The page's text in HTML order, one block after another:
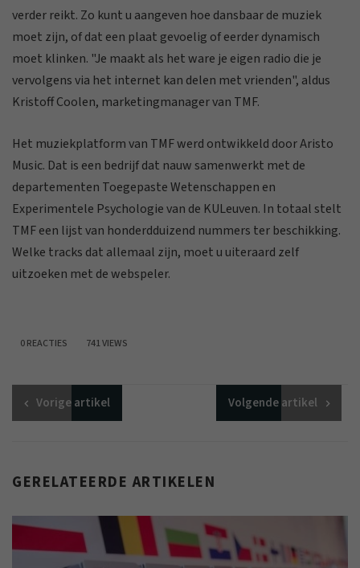
verder reikt. Zo kunt u aangeven hoe dansbaar de muziek
moet zijn, of dat een plaat gevoelig of eerder dynamisch
moet klinken. "Je maakt als het ware je eigen radio die je
vervolgens via het internet kan delen met vrienden", aldus
Kristoff Coolen, marketingmanager van TMF.
Het muziekplatform van TMF werd ontwikkeld door Aristo
Music. Dat is een bedrijf dat nauw samenwerkt met de
departementen Toegepaste Wetenschappen en
Experimentele Psychologie van de KULeuven. In totaal stelt
TMF een lijst van honderdduizend nummers ter beschikking.
Welke tracks dat allemaal zijn, moet u uiteraard zelf
uitzoeken met de webspeler.
0 REACTIES 741 VIEWS
Vorigeartikel Volgendeartikel
GERELATEERDE ARTIKELEN